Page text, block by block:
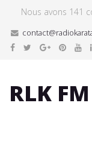
Nous avons 141
RLK FM